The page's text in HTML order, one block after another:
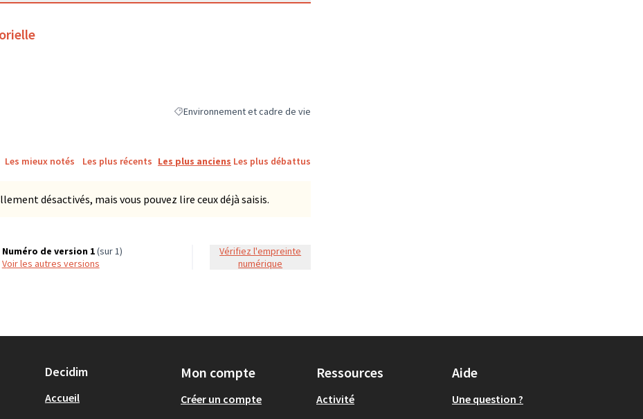
Filtrer les résultats de la catégorie : Environnement et cadre de vie
Environnement et cadre de vie
Les mieux notés Les plus récents Les plus anciens Les plus débattus
désactivés, mais vous pouvez lire ceux déjà saisis.
Numéro de version 1(sur 1)
voir les autres versions
Vérifiez l'empreinte
numérique
Decidim
Accueil
Mon compte
Créer un compte
Ressources
Activité
Aide
Une question ?